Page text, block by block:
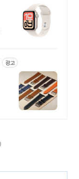
광고